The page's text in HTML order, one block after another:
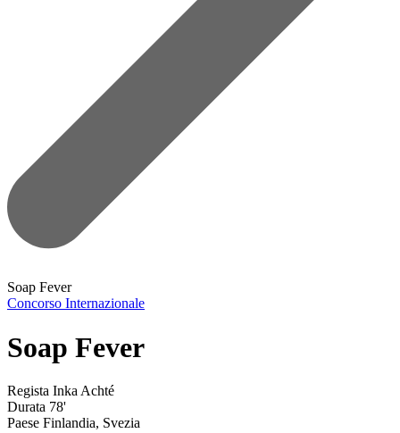
Soap Fever
Concorso Internazionale
Soap Fever
Regista Inka Achté
Durata 78'
Paese Finlandia, Svezia